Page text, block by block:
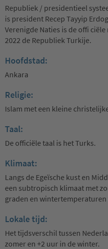
Republiek / presidentieel
is president Recep Tayyip
Verenigde Naties is de offi
2022 de Republiek Turkije.
Hoofdstad:
Ankara
Religie:
Islam met een kleine
Taal:
De officiële taal is het Turks.
Klimaat:
Langs de Egeïsche kust en
een subtropisch klimaat met
graden en wintertemperaturen
Lokale tijd:
Het tijdsverschil tussen
zomer en +2 uur in de winter.